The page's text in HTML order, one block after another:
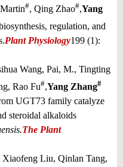
#, Qing Zhao#,Yang
regulation, and
Plant Physiology199 (1):
Wang, Pai, M., Tingting
Rao Fu#,Yang Zhang#
UGT73 family catalyze
steroidal alkaloids
The Plant
Xiaofeng Liu, Qinlan Tang,